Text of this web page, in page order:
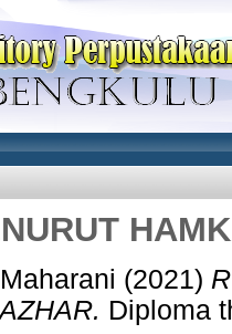
(2021)
Diploma